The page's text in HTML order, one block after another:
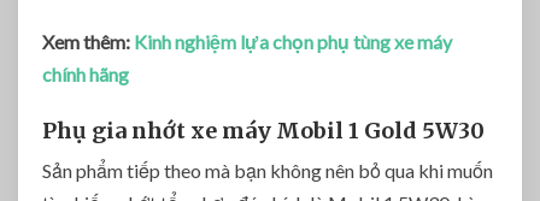
Xem thêm: Kinh nghiệm lựa chọn phụ tùng xe máy
chính hãng
Phụ gia nhớt xe máy Mobil 1 Gold 5W30
Sản phẩm tiếp theo mà bạn không nên bỏ qua khi muốn